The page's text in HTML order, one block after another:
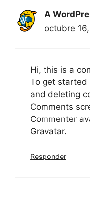
A
octubre
Hi, this is a
To get started
and deleting
Comments
Commenter
Gravatar.
Responder